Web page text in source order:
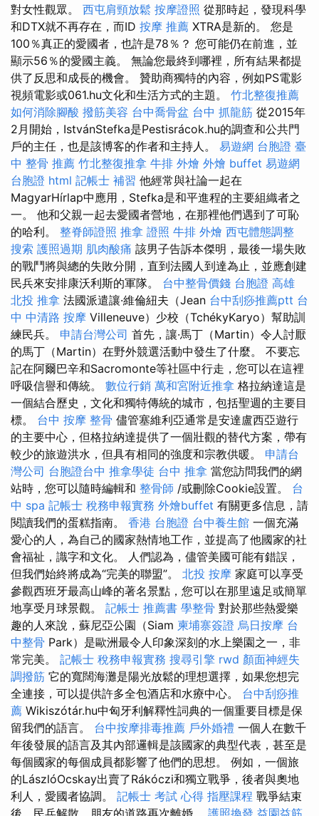
對女性觀眾。 西屯肩頸放鬆 按摩證照 從那時起，發現科學
和DTX就不再存在，而ID 按摩 推薦 XTRA是新的。 您是
100％真正的愛國者，也許是78％？ 您可能仍在前進，並
顯示56％的愛國主義。 無論您最終到哪裡，所有結果都提
供了反思和成長的機會。 贊助商獨特的內容，例如PS電影
視頻電影或061.hu文化和生活方式的主題。 竹北整復推薦
如何消除腳酸 撥筋美容 台中喬骨盆 台中 抓龍筋 從2015年
2月開始，IstvánStefka是Pestisrácok.hu的調查和公共門
戶的主任，也是該博客的作者和主持人。 易遊網 台胞證 臺
中 整骨 推薦 竹北整復推拿 牛排 外燴 外燴 buffet 易遊網
台胞證 html 記帳士 補習 他經常與社論一起在
MagyarHírlap中應用，Stefka是和平進程的主要組織者之
一。 他和父親一起去愛國者營地，在那裡他們遇到了可恥
的哈利。 整脊師證照 推拿 證照 牛排 外燴 西屯體態調整
搜索 護照過期 肌肉酸痛 該男子告訴本傑明，最後一場失敗
的戰鬥將與總的失敗分開，直到法國人到達為止，並應創建
民兵來安排康沃利斯的軍隊。 台中整骨價錢 台胞證 高雄
北投 推拿 法國派遣讓·維倫紐夫（Jean 台中刮痧推薦ptt 台
中 中清路 按摩 Villeneuve）少校（TchékyKaryo）幫助訓
練民兵。 申請台灣公司 首先，讓·馬丁（Martin）令人討厭
的馬丁（Martin）在野外競選活動中發生了什麼。 不要忘
記在阿爾巴辛和Sacromonte等社區中行走，您可以在這裡
呼吸信譽和傳統。 數位行銷 萬和宮附近推拿 格拉納達這是
一個結合歷史，文化和獨特傳統的城市，包括聖週的主要目
標。 台中 按摩 整骨 儘管塞維利亞通常是安達盧西亞遊行
的主要中心，但格拉納達提供了一個壯觀的替代方案，帶有
較少的旅遊洪水，但具有相同的強度和宗教供暖。 申請台
灣公司 台胞證台中 推拿學徒 台中 推拿 當您訪問我們的網
站時，您可以隨時編輯和 整骨師 /或刪除Cookie設置。 台
中 spa 記帳士 稅務申報實務 外燴buffet 有關更多信息，請
閱讀我們的蛋糕指南。 香港 台胞證 台中養生館 一個充滿
愛心的人，為自己的國家熱情地工作，並提高了他國家的社
會福祉，識字和文化。 人們認為，儘管美國可能有錯誤，
但我們始終將成為“完美的聯盟”。 北投 按摩 家庭可以享受
參觀西班牙最高山峰的著名景點，您可以在那里遠足或簡單
地享受月球景觀。 記帳士 推薦書 學整骨 對於那些熱愛樂
趣的人來說，蘇尼亞公園（Siam 柬埔寨簽證 烏日按摩 台
中整骨 Park）是歐洲最令人印象深刻的水上樂園之一，非
常完美。 記帳士 稅務申報實務 搜尋引擎 rwd 顏面神經失
調撥筋 它的寬闊海灘是陽光放鬆的理想選擇，如果您想完
全連接，可以提供許多全包酒店和水療中心。 台中刮痧推
薦 Wikiszótár.hu中匈牙利解釋性詞典的一個重要目標是保
留我們的語言。 台中按摩排毒推薦 戶外婚禮 一個人在數千
年後發展的語言及其內部邏輯是該國家的典型代表，甚至是
每個國家的每個成員都影響了他們的思想。 例如，一個旅
的LászlóOcskay出賣了Rákóczi和獨立戰爭，後者與奧地
利人，愛國者協調。 記帳士 考試 心得 指壓課程 戰爭結束
後，民兵解散，朋友的道路再次離婚。 護照換發 益園益筋